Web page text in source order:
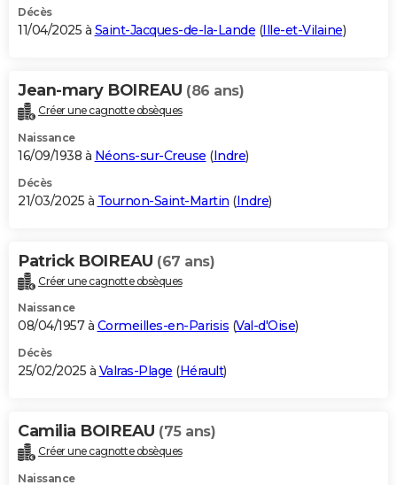
Décès
11/04/2025 à Saint-Jacques-de-la-Lande (Ille-et-Vilaine)
Jean-mary BOIREAU (86 ans)
Créer une cagnotte obsèques
Naissance
16/09/1938 à Néons-sur-Creuse (Indre)
Décès
21/03/2025 à Tournon-Saint-Martin (Indre)
Patrick BOIREAU (67 ans)
Créer une cagnotte obsèques
Naissance
08/04/1957 à Cormeilles-en-Parisis (Val-d'Oise)
Décès
25/02/2025 à Valras-Plage (Hérault)
Camilia BOIREAU (75 ans)
Créer une cagnotte obsèques
Naissance